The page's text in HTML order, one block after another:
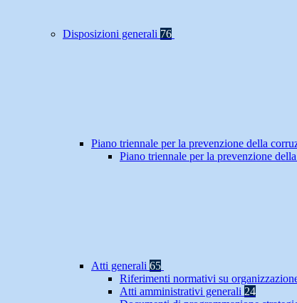
Disposizioni generali 76
Piano triennale per la prevenzione della
Piano triennale per la prevenzione
Atti generali 65
Riferimenti normativi su
Atti amministrativi generali 24